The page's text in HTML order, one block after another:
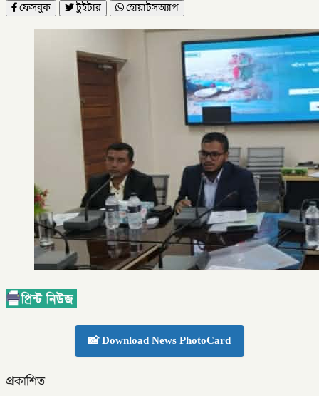
ফেসবুক
টুইটার হোয়াটসঅ্যাপ
📸 Download News PhotoCard
প্রকাশিত